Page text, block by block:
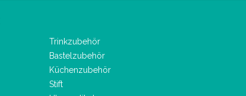
Trinkzubehör
Bastelzubehör
Küchenzubehör
Stift